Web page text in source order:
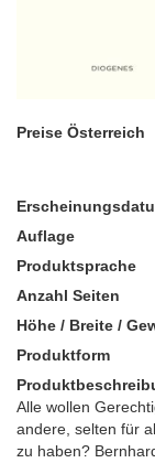
Preise Österreich
Auflage
Produktsprache
Anzahl Seiten
Höhe / Breite /
Produktform
Alle wollen
andere, selten für
zu haben?